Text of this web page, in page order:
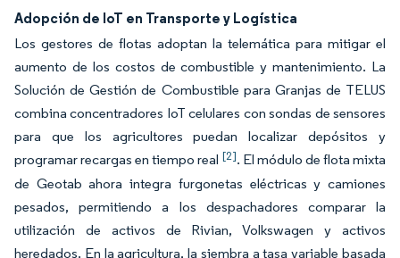
Adopción de IoT en Transporte y Logística
Los gestores de flotas adoptan la telemática para mitigar el
aumento de los costos de combustible y mantenimiento. La
Solución de Gestión de Combustible para Granjas de TELUS
combina concentradores IoT celulares con sondas de sensores
para que los agricultores puedan localizar depósitos y
programar recargas en tiempo real [2]. El módulo de flota mixta
de Geotab ahora integra furgonetas eléctricas y camiones
pesados, permitiendo a los despachadores comparar la
utilización de activos de Rivian, Volkswagen y activos
heredados. En la agricultura, la siembra a tasa variable basada